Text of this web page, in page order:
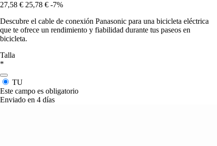
27,58 € 25,78 € -7%
Descubre el cable de conexión Panasonic para una bicicleta eléctrica
que te ofrece un rendimiento y fiabilidad durante tus paseos en
bicicleta.
Talla
*
TU
Este campo es obligatorio
Enviado en 4 días